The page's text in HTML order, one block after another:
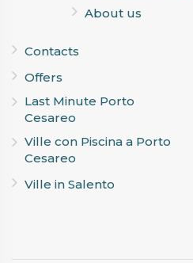
About us
Contacts
Offers
Last Minute Porto
Cesareo
Ville con Piscina a Porto
Cesareo
Ville in Salento